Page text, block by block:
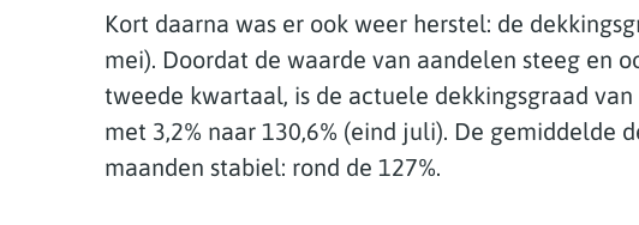
Kort daarna was er ook weer herstel: de
mei). Doordat de waarde van aandelen steeg en
tweede kwartaal, is de actuele dekkingsgraad
met 3,2% naar 130,6% (eind juli). De gemiddelde
maanden stabiel: rond de 127%.